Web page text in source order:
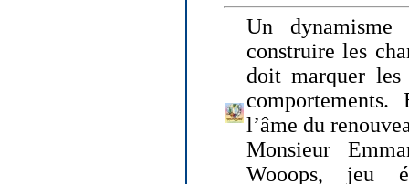
Un dynamisme
construire les
doit marquer les
l’âme du
Monsieur
Wooops, jeu